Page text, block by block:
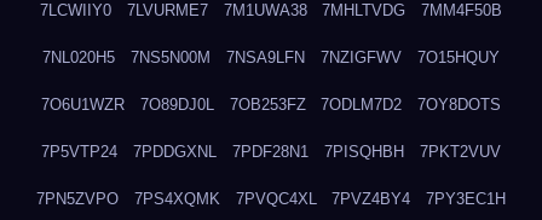
7LCWIIY0 7LVURME7 7M1UWA38 7MHLTVDG 7MM4F50B
7NL020H5 7NS5N00M 7NSA9LFN 7NZIGFWV 7O15HQUY
7O6U1WZR 7O89DJ0L 7OB253FZ 7ODLM7D2 7OY8DOTS
7P5VTP24 7PDDGXNL 7PDF28N1 7PISQHBH 7PKT2VUV
7PN5ZVPO 7PS4XQMK 7PVQC4XL 7PVZ4BY4 7PY3EC1H